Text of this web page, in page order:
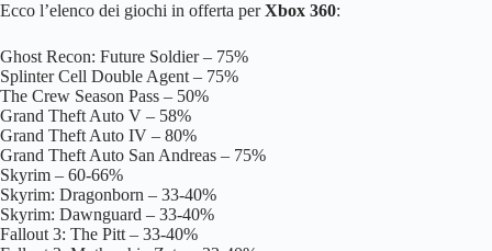
Ecco l’elenco dei giochi in offerta perXbox 360:
Ghost Recon: Future Soldier – 75%
Splinter Cell Double Agent – 75%
The Crew Season Pass – 50%
Grand Theft Auto V – 58%
Grand Theft Auto IV – 80%
Grand Theft Auto San Andreas – 75%
Skyrim – 60-66%
Skyrim: Dragonborn – 33-40%
Skyrim: Dawnguard – 33-40%
Fallout 3: The Pitt – 33-40%